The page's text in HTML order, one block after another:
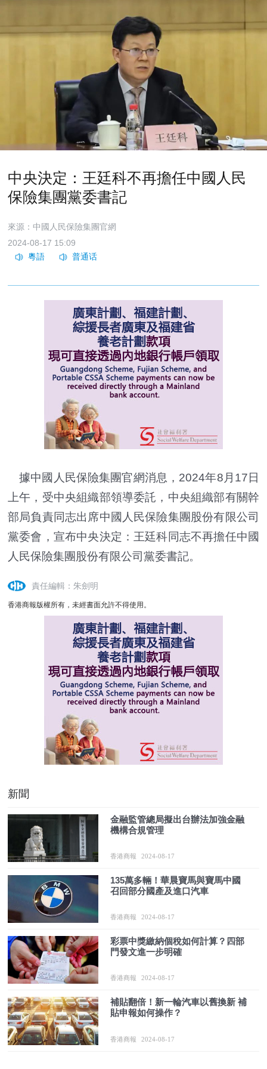
中央決定：王廷科不再擔任中國人民
保險集團黨委書記
來源：中國人民保險集團官網
2024-08-17 15:09
據中國人民保險集團官網消息，2024年8月17日
上午，受中央組織部領導委託，中央組織部有關幹
部局負責同志出席中國人民保險集團股份有限公司
黨委會，宣布中央決定：王廷科同志不再擔任中國
人民保險集團股份有限公司黨委書記。
責任編輯：朱劍明
香港商報版權所有，未經書面允許不得使用。
新聞
金融監管總局擬出台辦法加強金融
機構合規管理
香港商報 2024-08-17
135萬多輛！華晨寶馬與寶馬中國
召回部分國產及進口汽車
香港商報 2024-08-17
彩票中獎繳納個稅如何計算？四部
門發文進一步明確
香港商報 2024-08-17
補貼翻倍！新一輪汽車以舊換新 補
貼申報如何操作？
香港商報 2024-08-17